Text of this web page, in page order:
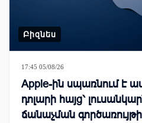
Բիզնես
17:45 05/08/26
Apple-ին սպառնում է
դոլարի հայց՝
ճանաչման